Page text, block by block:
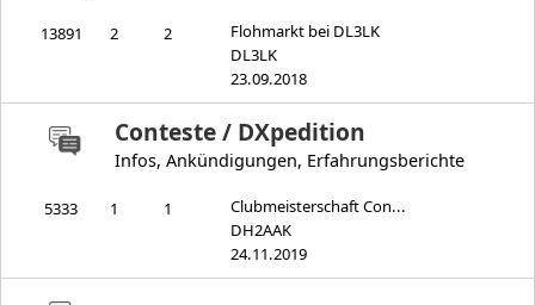
Flohmarkt bei DL3LK
DL3LK
23.09.2018
13891 2 2
Conteste / DXpedition
Infos, Ankündigungen, Erfahrungsberichte
Clubmeisterschaft Con...
DH2AAK
24.11.2019
5333 1 1